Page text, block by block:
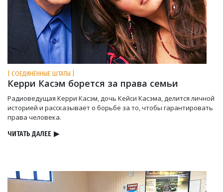
| СОЕДИНЁННЫЕ ШТАТЫ |
Керри Касэм борется за права семьи
Радиоведущая Керри Касэм, дочь Кейси Касэма, делится личной
историей и рассказывает о борьбе за то, чтобы гарантировать
права человека.
ЧИТАТЬ ДАЛЕЕ ▶